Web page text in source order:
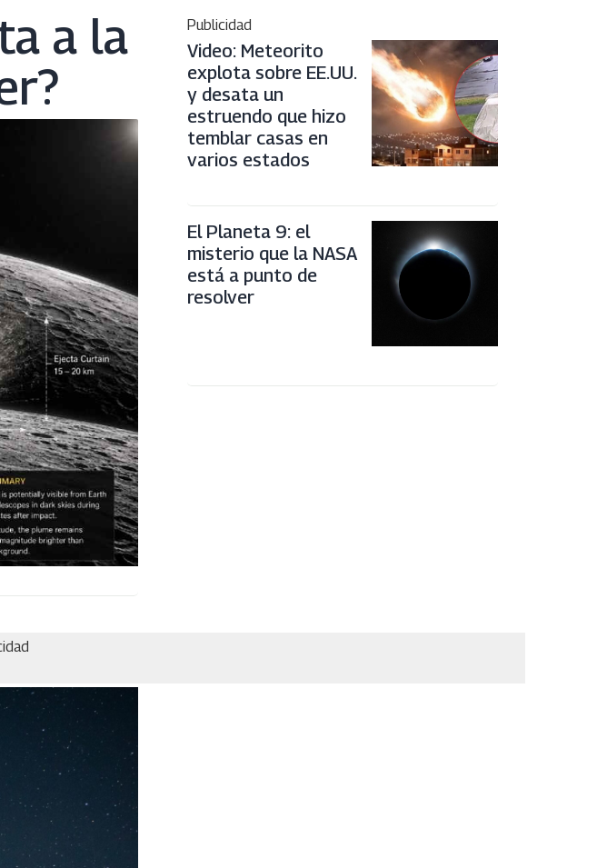
a la
Publicidad
Video: Meteorito
explota sobre EE.UU.
y desata un
estruendo que hizo
temblar casas en
varios estados
El Planeta 9: el
misterio que la NASA
está a punto de
resolver